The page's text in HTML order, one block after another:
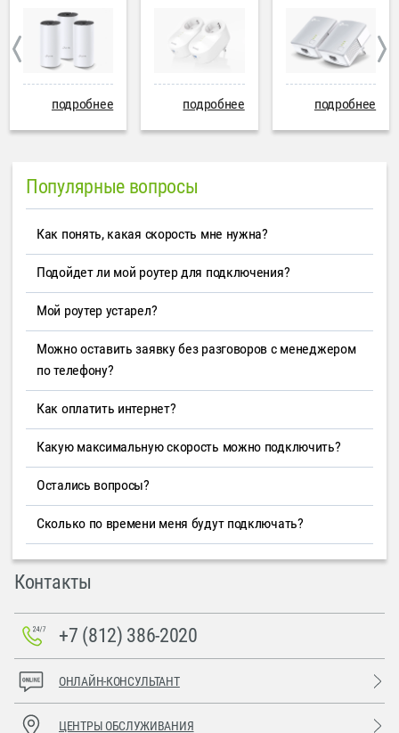
подробнее подробнее подробнее
Популярные вопросы
Как понять, какая скорость мне нужна?
Подойдет ли мой роутер для подключения?
Мой роутер устарел?
Можно оставить заявку без разговоров с менеджером
по телефону?
Как оплатить интернет?
Какую максимальную скорость можно подключить?
Остались вопросы?
Сколько по времени меня будут подключать?
Контакты
+7 (812) 386-2020
ОНЛАЙН-КОНСУЛЬТАНТ
ЦЕНТРЫ ОБСЛУЖИВАНИЯ